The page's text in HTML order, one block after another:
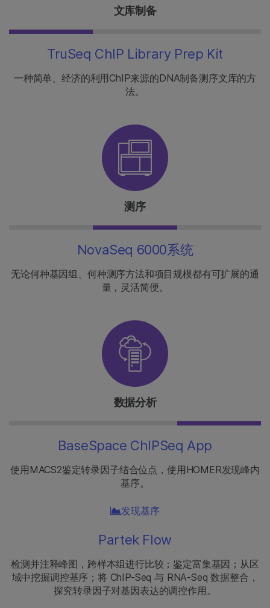
文库制备
TruSeq ChIP Library Prep Kit
一种简单、经济的利用ChIP来源的DNA制备测序文库的方
法。
测序
NovaSeq 6000系统
无论何种基因组、何种测序方法和项目规模都有可扩展的通
量，灵活简便。
数据分析
BaseSpace ChIPSeq App
使用MACS2鉴定转录因子结合位点，使用HOMER发现峰内
基序。
发现基序
Partek Flow
检测并注释峰图，跨样本组进行比较；鉴定富集基因；从区
域中挖掘调控基序；将 ChIP-Seq 与 RNA-Seq 数据整合，
探究转录因子对基因表达的调控作用。